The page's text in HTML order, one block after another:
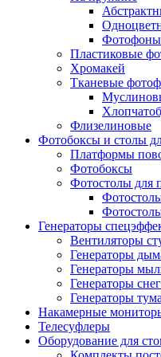
Фотофоны
Пластиковые
Хромакей
Тканевые
Флизелиновые
Фотобоксы и столы
Платформы
Фотобоксы
Фотостолы для
Генераторы
Вентиляторы
Генераторы
Генераторы
Генераторы
Генераторы
Накамерные
Телесуфлеры
Оборудование для